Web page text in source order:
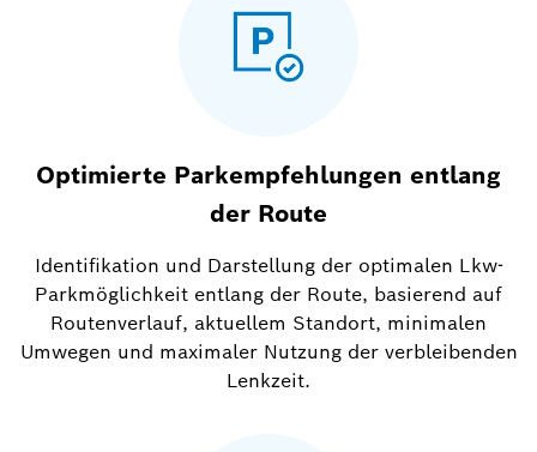
Optimierte Parkempfehlungen entlang
der Route
Identifikation und Darstellung der optimalen Lkw-
Parkmöglichkeit entlang der Route, basierend auf
Routenverlauf, aktuellem Standort, minimalen
Umwegen und maximaler Nutzung der verbleibenden
Lenkzeit.